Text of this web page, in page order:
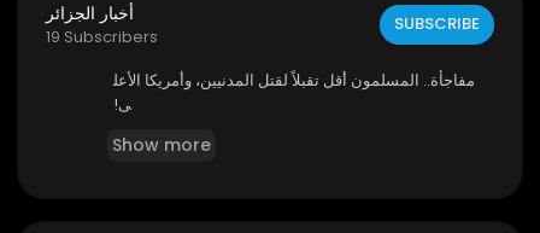
أخبار الجزائر
19 Subscribers
SUBSCRIBE
مفاجأة.. المسلمون أقل تقبلاً لقتل المدنيين، وأمريكا الأعل
ى!
Show more